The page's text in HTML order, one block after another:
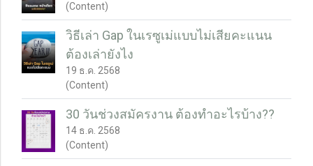
(Content)
วิธีเล่า Gap ในเรซูเม่แบบไม่เสียคะแนน
ต้องเล่ายังไง
19 ธ.ค. 2568
(Content)
30 วันช่วงสมัครงาน ต้องทำอะไรบ้าง??
14 ธ.ค. 2568
(Content)